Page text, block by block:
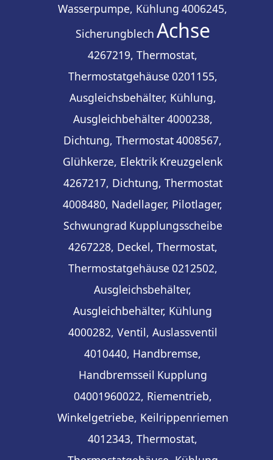
Wasserpumpe, Kühlung 4006245,
Sicherungblech Achse
4267219, Thermostat,
Thermostatgehäuse 0201155,
Ausgleichsbehälter, Kühlung,
Ausgleichbehälter4000238,
Dichtung, Thermostat4008567,
Glühkerze, Elektrik Kreuzgelenk
4267217, Dichtung, Thermostat
4008480, Nadellager, Pilotlager,
Schwungrad Kupplungsscheibe
4267228, Deckel, Thermostat,
Thermostatgehäuse 0212502,
Ausgleichsbehälter,
Ausgleichbehälter, Kühlung
4000282, Ventil, Auslassventil
4010440, Handbremse,
Handbremsseil Kupplung
04001960022, Riementrieb,
Winkelgetriebe, Keilrippenriemen
4012343, Thermostat,